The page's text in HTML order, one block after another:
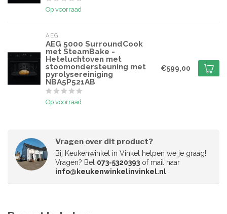
Op voorraad
AEG
AEG 5000 SurroundCook
met SteamBake -
Heteluchtoven met
stoomondersteuning met
pyrolysereiniging
NBA5P521AB
Op voorraad
€599,00
Vragen over dit product?
Bij Keukenwinkel in Vinkel helpen we je graag!
Vragen? Bel 073-5320393 of mail naar
info@keukenwinkelinvinkel.nl.